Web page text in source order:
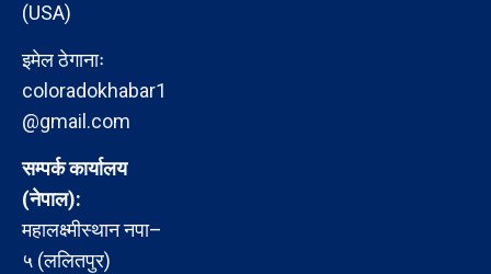
(USA)
इमेल ठेगानाः
coloradokhabar1
@gmail.com
सम्पर्क कार्यालय
(नेपाल):
महालक्ष्मीस्थान नपा–
५ (ललितपुर)